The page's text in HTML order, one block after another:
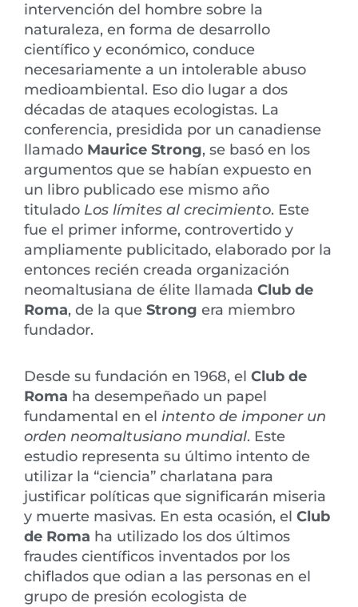
intervención del hombre sobre la
naturaleza, en forma de desarrollo
científico y económico, conduce
necesariamente a un intolerable abuso
medioambiental. Eso dio lugar a dos
décadas de ataques ecologistas. La
conferencia, presidida por un canadiense
llamado Maurice Strong, se basó en los
argumentos que se habían expuesto en
un libro publicado ese mismo año
titulado Los límites al crecimiento. Este
fue el primer informe, controvertido y
ampliamente publicitado, elaborado por la
entonces recién creada organización
neomaltusiana de élite llamada Club de
Roma, de la que Strong era miembro
fundador.
Desde su fundación en 1968, el Club de
Roma ha desempeñado un papel
fundamental en el intento de imponer un
orden neomaltusiano mundial. Este
estudio representa su último intento de
utilizar la “ciencia” charlatana para
justificar políticas que significarán miseria
y muerte masivas. En esta ocasión, el Club
de Roma ha utilizado los dos últimos
fraudes científicos inventados por los
chiflados que odian a las personas en el
grupo de presión ecologista de